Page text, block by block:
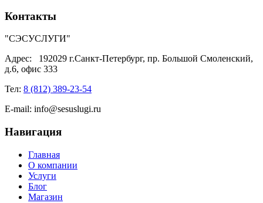
Контакты
"СЭСУСЛУГИ"
Адрес:
192029 г.Санкт-Петербург, пр. Большой Смоленский,
д.6, офис 333
Тел: 8 (812) 389-23-54
E-mail: info@sesuslugi.ru
Навигация
Главная
О компании
Услуги
Блог
Магазин